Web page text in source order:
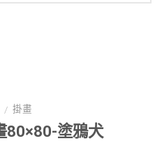
/ 掛畫
80×80-塗鴉犬